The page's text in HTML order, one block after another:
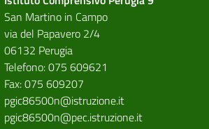
San Martino in Campo
via del Papavero 2/4
06132 Perugia
Telefono: 075 609621
Fax: 075 609207
pgic86500n@istruzione.it
pgic86500n@pec.istruzione.it